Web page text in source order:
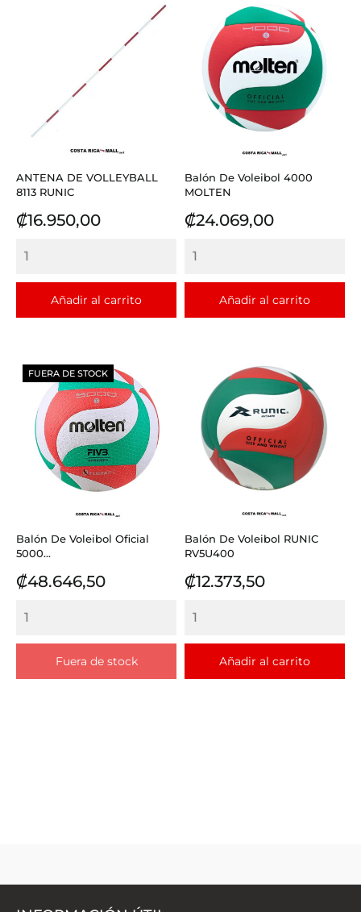
ANTENA DE VOLLEYBALL
8113 RUNIC
Precio
₡16.950,00
Añadir al carrito
Balón De Voleibol 4000
MOLTEN
Precio
₡24.069,00
Añadir al carrito
Balón De Voleibol Oficial
5000...
Precio
₡48.646,50
Fuera de stock
FUERA DE STOCK
Balón De Voleibol RUNIC
RV5U400
Precio
₡12.373,50
Añadir al carrito